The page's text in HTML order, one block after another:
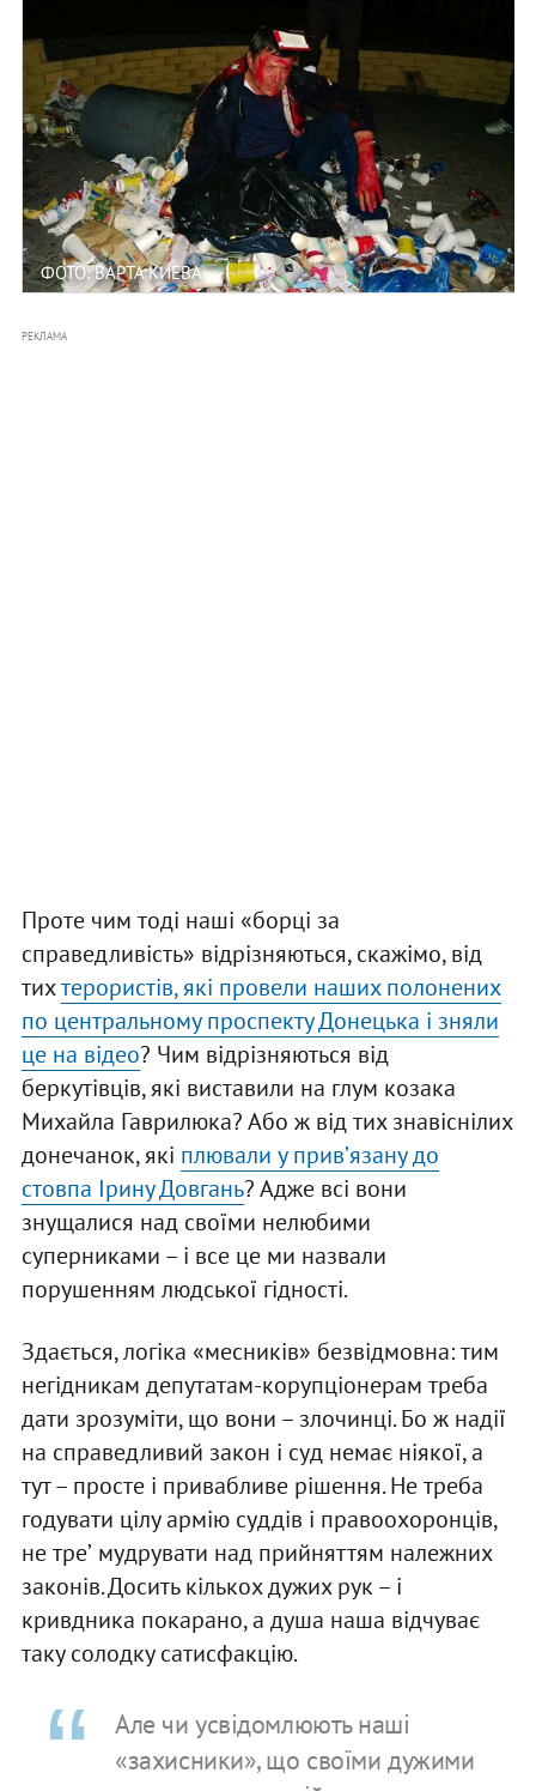
ФОТО: ВАРТА КИЕВА
РЕКЛАМА
Проте чим тоді наші «борці за
справедливість» відрізняються, скажімо, від
тихтерористів, які провели наших полонених
по центральному проспекту Донецька і зняли
це на відео? Чим відрізняються від
беркутівців, які виставили на глум козака
Михайла Гаврилюка? Або ж від тих знавіснілих
донечанок, які плювали у привʼязану до
стовпа Ірину Довгань? Адже всі вони
знущалися над своїми нелюбими
суперниками – і все це ми назвали
порушенням людської гідності.
Здається, логіка «месників» безвідмовна: тим
негідникам депутатам-корупціонерам треба
дати зрозуміти, що вони – злочинці. Бо ж надії
на справедливий закон і суд немає ніякої, а
тут – просте і привабливе рішення. Не треба
годувати цілу армію суддів і правоохоронців,
не треʼ мудрувати над прийняттям належних
законів. Досить кількох дужих рук – і
кривдника покарано, а душа наша відчуває
таку солодку сатисфакцію.
Але чи усвідомлюють наші
«захисники», що своїми дужими